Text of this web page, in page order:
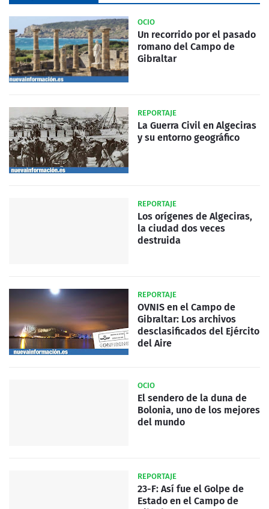
OCIO
Un recorrido por el pasado
romano del Campo de
Gibraltar
REPORTAJE
La Guerra Civil en Algeciras
y su entorno geográfico
REPORTAJE
Los orígenes de Algeciras,
la ciudad dos veces
destruida
REPORTAJE
OVNIS en el Campo de
Gibraltar: Los archivos
desclasificados del Ejército
del Aire
OCIO
El sendero de la duna de
Bolonia, uno de los mejores
del mundo
REPORTAJE
23-F: Así fue el Golpe de
Estado en el Campo de